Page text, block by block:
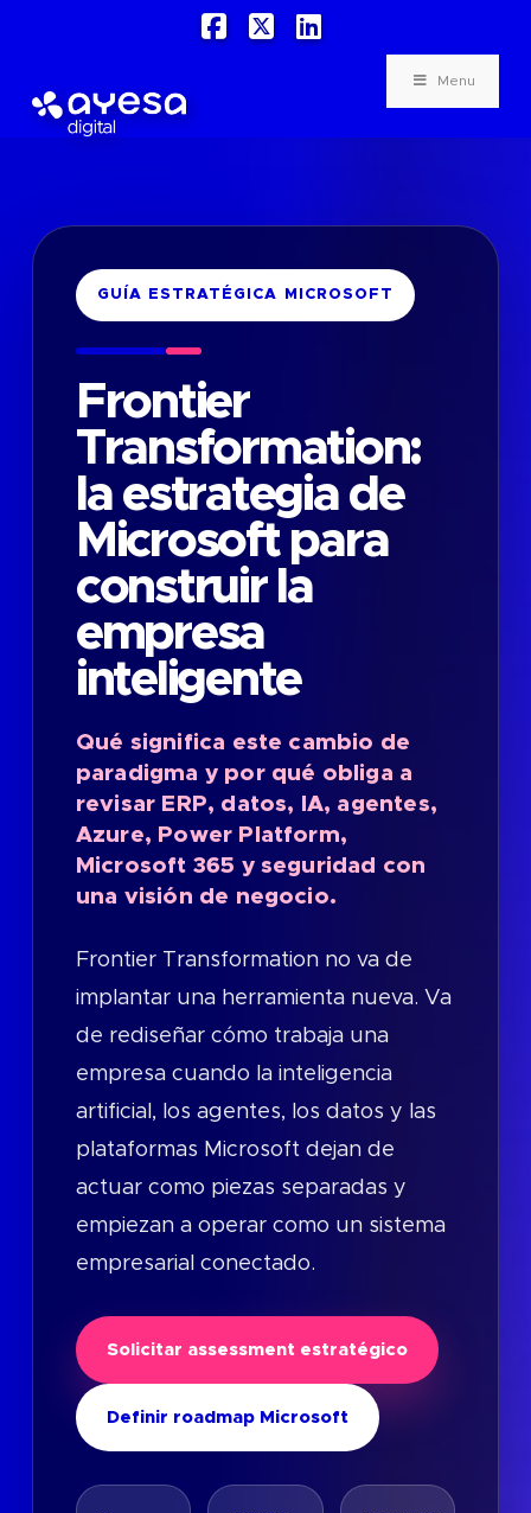
Facebook
X LinkedIn
Menu
GUÍA ESTRATÉGICA MICROSOFT
Frontier
Transformation:
la estrategia de
Microsoft para
construir la
empresa
inteligente
Qué significa este cambio de
paradigma y por qué obliga a
revisar ERP, datos, IA, agentes,
Azure, Power Platform,
Microsoft 365 y seguridad con
una visión de negocio.
Frontier Transformation no va de
implantar una herramienta nueva. Va
de rediseñar cómo trabaja una
empresa cuando la inteligencia
artificial, los agentes, los datos y las
plataformas Microsoft dejan de
actuar como piezas separadas y
empiezan a operar como un sistema
empresarial conectado.
Solicitar assessment estratégico
Definir roadmap Microsoft